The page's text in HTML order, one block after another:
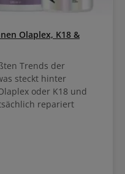
Olaplex, K18 &
Trends der
steckt hinter
oder K18 und
repariert